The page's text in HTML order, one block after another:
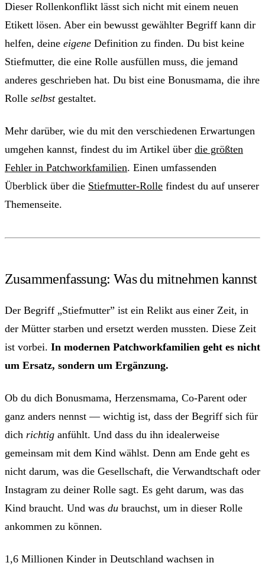
Dieser Rollenkonflikt lässt sich nicht mit einem neuen
Etikett lösen. Aber ein bewusst gewählter Begriff kann dir
helfen, deine eigene Definition zu finden. Du bist keine
Stiefmutter, die eine Rolle ausfüllen muss, die jemand
anderes geschrieben hat. Du bist eine Bonusmama, die ihre
Rolle selbstgestaltet.
Mehr darüber, wie du mit den verschiedenen Erwartungen
umgehen kannst, findest du im Artikel über die größten
Fehler in Patchworkfamilien. Einen umfassenden
Überblick über die Stiefmutter-Rolle findest du auf unserer
Themenseite.
Zusammenfassung: Was du mitnehmen kannst
Der Begriff „Stiefmutter” ist ein Relikt aus einer Zeit, in
der Mütter starben und ersetzt werden mussten. Diese Zeit
ist vorbei. In modernen Patchworkfamilien geht es nicht
um Ersatz, sondern um Ergänzung.
Ob du dich Bonusmama, Herzensmama, Co-Parent oder
ganz anders nennst — wichtig ist, dass der Begriff sich für
dich richtig anfühlt. Und dass du ihn idealerweise
gemeinsam mit dem Kind wählst. Denn am Ende geht es
nicht darum, was die Gesellschaft, die Verwandtschaft oder
Instagram zu deiner Rolle sagt. Es geht darum, was das
Kind braucht. Und was du brauchst, um in dieser Rolle
ankommen zu können.
1,6 Millionen Kinder in Deutschland wachsen in